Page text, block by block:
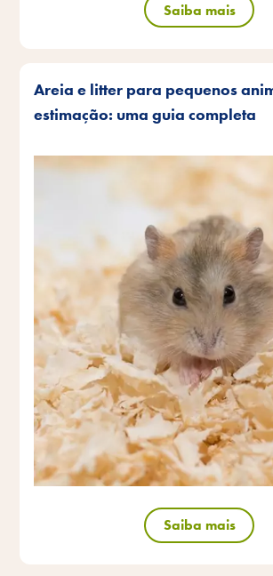
Saiba mais
Areia e litter para pequenos
estimação: uma guia completa
Saiba mais